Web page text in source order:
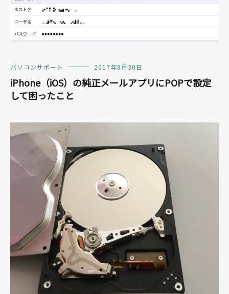
パソコンサポート 2017年9月30日
iPhone（iOS）の純正メールアプリにPOPで設定
して困ったこと